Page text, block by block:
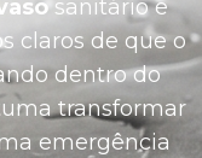
sanitário e
claros de que o
dentro do
transformar
emergência